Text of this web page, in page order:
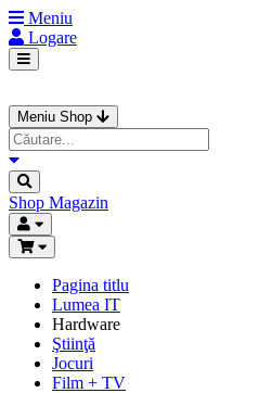
Meniu
Logare
Meniu Shop
Shop Magazin
Pagina titlu
Lumea IT
Hardware
Ştiinţă
Jocuri
Film + TV